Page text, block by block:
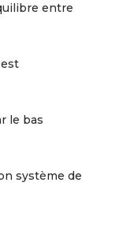
entre
le bas
système de